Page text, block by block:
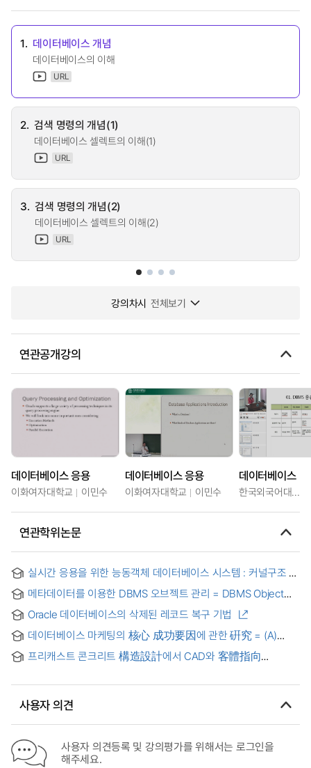
1. 데이터베이스 개념
데이터베이스의 이해
URL
2. 검색 명령의 개념(1)
데이터베이스 셀렉트의 이해(1)
URL
3. 검색 명령의 개념(2)
데이터베이스 셀렉트의 이해(2)
URL
강의차시 전체보기
연관공개강의
데이터베이스 응용
이화여자대학교 이민수
데이터베이스 응용
이화여자대학교 이민수
데이터베이스
한국외국어대학교
연관학위논문
실시간 응용을 위한 능동객체 데이터베이스 시스템 : 커널구조 및
real-time applications : on kernel structuring and index
mechanism
메타데이터를 이용한 DBMS 오브젝트 관리 = DBMS Object
Oracle 데이터베이스의 삭제된 레코드 복구 기법
데이터베이스 마케팅의 核心 成功要因에 관한 硏究 = (A)
Research on the Key Factors of Success in Database
Marketing
프리캐스트 콘크리트 構造設計에서 CAD와 客體指向
사용자 의견
사용자 의견등록 및 강의평가를 위해서는 로그인을
해주세요.